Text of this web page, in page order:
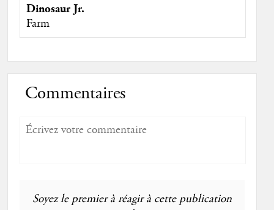
Dinosaur Jr.
Farm
Commentaires
Soyez le premier à réagir à cette publication